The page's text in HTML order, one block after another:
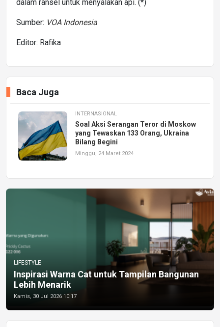
dalam ransel untuk menyalakan api. (*)
Sumber: VOA Indonesia
Editor: Rafika
Baca Juga
INTERNASIONAL
Soal Aksi Serangan Teror di Moskow
yang Tewaskan 133 Orang, Ukraina
Bilang Begini
Minggu, 24 Maret 2024
LIFESTYLE
Inspirasi Warna Cat untuk Tampilan Bangunan
Lebih Menarik
Kamis, 30 Jul 2026 10:17